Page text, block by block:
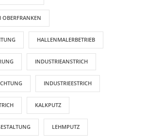
OBERFRANKEN
HALLENMALERBETRIEB
INDUSTRIEANSTRICH
INDUSTRIEESTRICH
KALKPUTZ
LEHMPUTZ